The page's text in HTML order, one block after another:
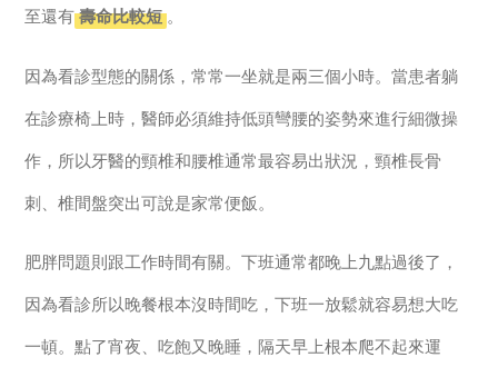
至還有 壽命比較短 。
因為看診型態的關係，常常一坐就是兩三個小時。當患者躺
在診療椅上時，醫師必須維持低頭彎腰的姿勢來進行細微操
作，所以牙醫的頸椎和腰椎通常最容易出狀況，頸椎長骨
刺、椎間盤突出可說是家常便飯。
肥胖問題則跟工作時間有關。下班通常都晚上九點過後了，
因為看診所以晚餐根本沒時間吃，下班一放鬆就容易想大吃
一頓。點了宵夜、吃飽又晚睡，隔天早上根本爬不起來運